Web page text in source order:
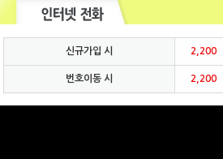
신규가입 시 2,200
번호이동 시 2,200